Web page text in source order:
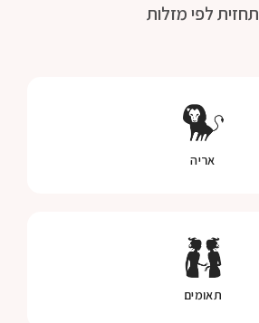
תחזית לפי מזלות
אריה
תאומים